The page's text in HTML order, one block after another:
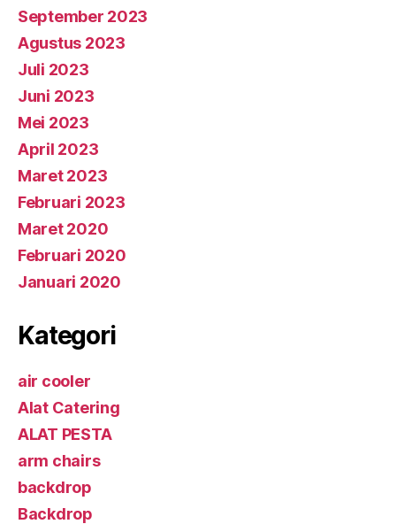
September 2023
Agustus 2023
Juli 2023
Juni 2023
Mei 2023
April 2023
Maret 2023
Februari 2023
Maret 2020
Februari 2020
Januari 2020
Kategori
air cooler
Alat Catering
ALAT PESTA
arm chairs
backdrop
Backdrop